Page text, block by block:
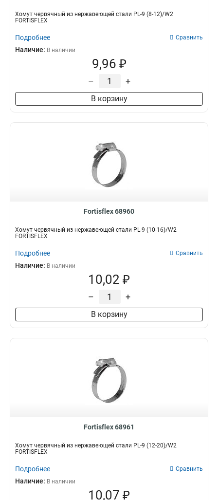
Хомут червячный из нержавеющей стали PL-9 (8-12)/W2
FORTISFLEX
Подробнее Сравнить
Наличие: В наличии
9,96 ₽
– +
В корзину
Fortisflex 68960
Хомут червячный из нержавеющей стали PL-9 (10-16)/W2
FORTISFLEX
Подробнее Сравнить
Наличие: В наличии
10,02 ₽
– +
В корзину
Fortisflex 68961
Хомут червячный из нержавеющей стали PL-9 (12-20)/W2
FORTISFLEX
Подробнее Сравнить
Наличие: В наличии
10,07 ₽